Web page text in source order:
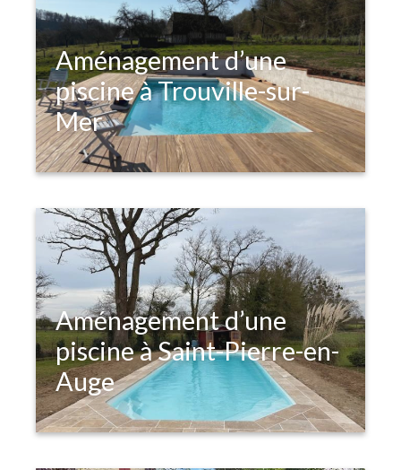
Aménagement d’une
piscine à Trouville-sur-
Mer
Aménagement d’une
piscine à Saint-Pierre-en-
Auge